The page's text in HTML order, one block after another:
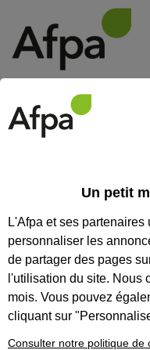
Un petit
L'Afpa et ses
personnaliser les
de partager des pages
l'utilisation du site. Nous
mois. Vous pouvez
cliquant sur
Consulter notre politique de